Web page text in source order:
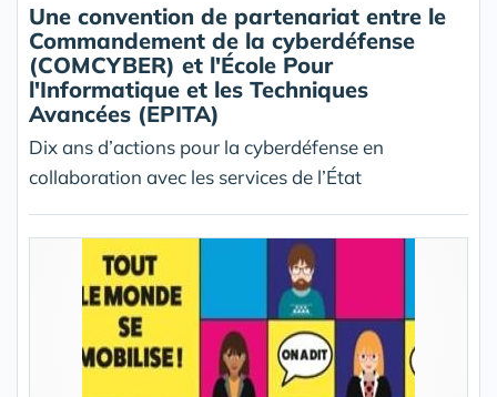
Une convention de partenariat entre le
Commandement de la cyberdéfense
(COMCYBER) et l'École Pour
l'Informatique et les Techniques
Avancées (EPITA)
Dix ans d’actions pour la cyberdéfense en
collaboration avec les services de l’État